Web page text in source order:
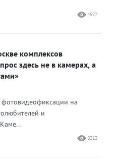
4577
комплексов
здесь не в камерах, а
на
и
8313